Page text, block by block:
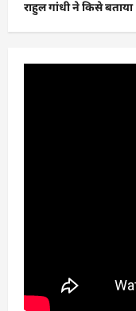
राहुल गांधी ने किसे